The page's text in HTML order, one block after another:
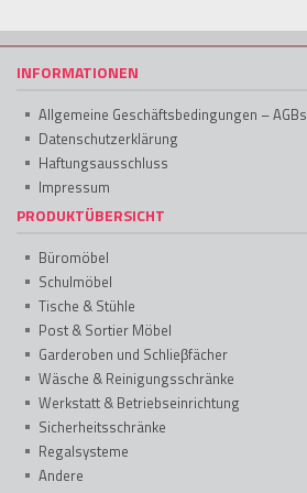
INFORMATIONEN
Allgemeine Geschäftsbedingungen – AGBs
Datenschutzerklärung
Haftungsausschluss
Impressum
PRODUKTÜBERSICHT
Büromöbel
Schulmöbel
Tische & Stühle
Post & Sortier Möbel
Garderoben und Schlieβfächer
Wäsche & Reinigungsschränke
Werkstatt & Betriebseinrichtung
Sicherheitsschränke
Regalsysteme
Andere